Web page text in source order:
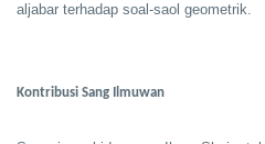
aljabar terhadap soal-saol geometrik.
Kontribusi Sang Ilmuwan